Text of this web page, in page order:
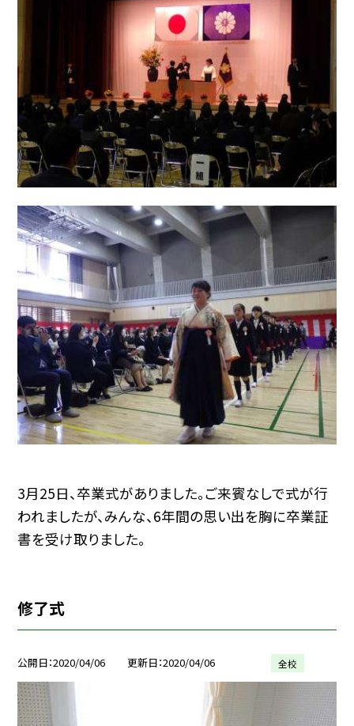
3月25日、卒業式がありました。ご来賓なしで式が行
われましたが、みんな、6年間の思い出を胸に卒業証
書を受け取りました。
修了式
公開日 2020/04/06 更新日 2020/04/06 全校